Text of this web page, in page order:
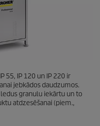
55, IP 120 un IP 220 ir
jebkādos daudzumos.
granulu iekārtu un to
atdzesēšanai (piem.,